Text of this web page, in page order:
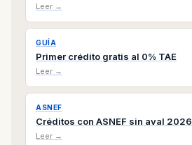
Leer →
GUÍA
Primer crédito gratis al 0% TAE
Leer →
ASNEF
Créditos con ASNEF sin aval 2026
Leer →